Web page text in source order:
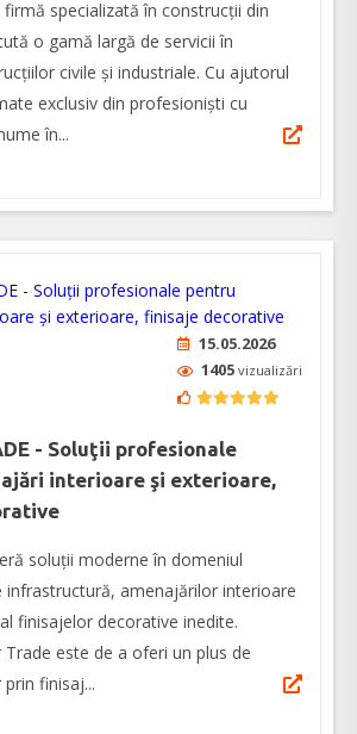
firmă specializată în construcţii din
o gamă largă de servicii în
civile și industriale. Cu ajutorul
exclusiv din profesioniști cu
în...
15.05.2026
1405 vizualizări
- Soluţii profesionale
interioare şi exterioare,
soluţii moderne în domeniul
infrastructură, amenajărilor interioare
finisajelor decorative inedite.
Trade este de a oferi un plus de
finisaj...